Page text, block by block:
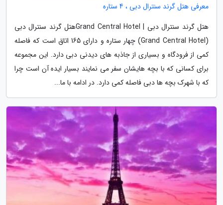
معرفی هتل گرند سنترال دبی ، 4 ستاره
هتل گرند سنترال دبی | Grand Central Hotelهتل گرند سنترال دبی
(Grand Central Hotel) چهار ستاره و دارای 165 اتاق است که فاصله
کمی از فرودگاه و بسیاری از جاذبه های دیدنی دبی دارد. این مجموعه
برای کسانی که با بچه هایشان سفر می نمایند بسیار ایده آن است چرا
که با شهرک بچه ها دبی فاصله کمی دارد. در ادامه با ما...